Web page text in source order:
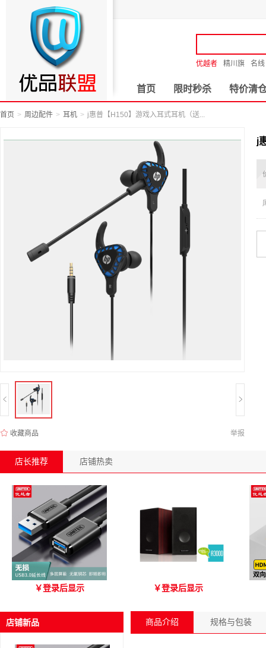
优越者 精川旗 名线
首页 限时秒杀 特价清
首页 周边配件 耳机 j惠普【H150】游戏入耳式耳机（送...
收藏商品 举报
j
店长推荐 店铺热卖
优越者Y-C479国标无氧铜
￥登录后显示 爱琴海 A3000 木质音箱
￥登录后显示
店铺新品 商品介绍 规格与包装